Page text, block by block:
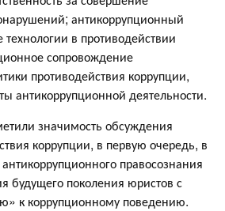
антикоррупционный
в противодействии
сопровождение
противодействия коррупции,
антикоррупционной деятельности.
значимость обсуждения
коррупции, в первую очередь, в
правосознания
будущего поколения юристов с
к коррупционному поведению.